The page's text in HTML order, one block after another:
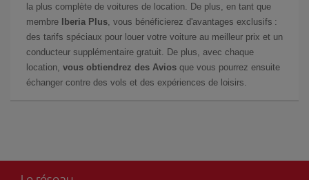
la plus complète de voitures de location. De plus, en tant que
membre
Iberia Plus , vous bénéficierez d'avantages exclusifs :
des tarifs spéciaux pour louer votre voiture au meilleur prix et un
conducteur supplémentaire gratuit. De plus, avec chaque
location, vous obtiendrez des Avios que vous pourrez ensuite
échanger contre des vols et des expériences de loisirs.